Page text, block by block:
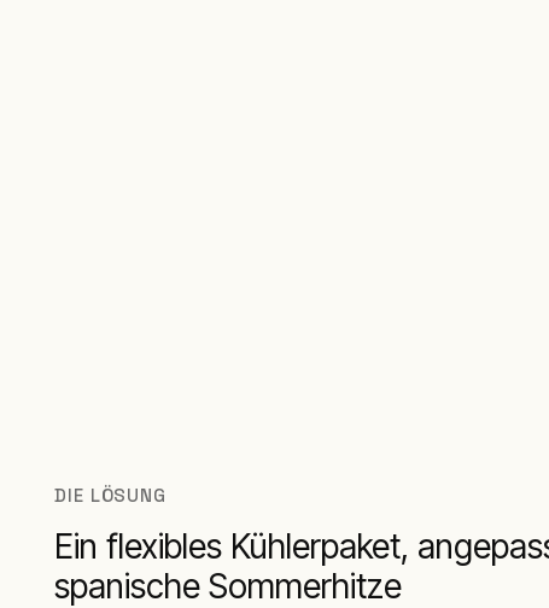
DIE LÖSUNG
Ein flexibles Kühlerpaket,
spanische Sommerhitze